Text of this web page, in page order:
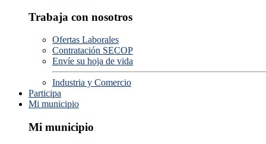
Trabaja con nosotros
Ofertas Laborales
Contratación SECOP
Envíe su hoja de vida
Industria y Comercio
Participa
Mi municipio
Mi municipio